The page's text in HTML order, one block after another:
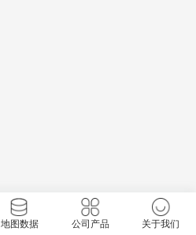
地图数据 公司产品 关于我们